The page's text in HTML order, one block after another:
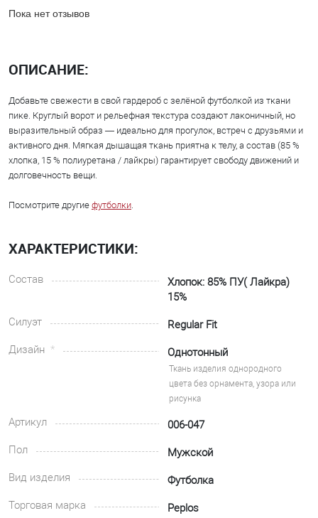
Пока нет отзывов
ОПИСАНИЕ:
Добавьте свежести в свой гардероб с зелёной футболкой из ткани
пике. Круглый ворот и рельефная текстура создают лаконичный, но
выразительный образ — идеально для прогулок, встреч с друзьями и
активного дня. Мягкая дышащая ткань приятна к телу, а состав (85 %
хлопка, 15 % полиуретана / лайкры) гарантирует свободу движений и
долговечность вещи.
Посмотрите другие футболки.
ХАРАКТЕРИСТИКИ:
Состав
Хлопок: 85% ПУ( Лайкра)
15%
Силуэт
Regular Fit
Дизайн
Однотонный
Ткань изделия однородного
цвета без орнамента, узора или
рисунка
Артикул
006-047
Пол
Мужской
Вид изделия
Футболка
Торговая марка
Peplos